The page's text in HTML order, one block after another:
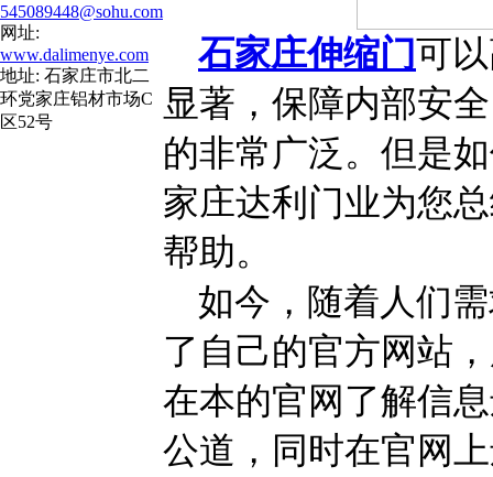
545089448@sohu.com
网址:
www.dalimenye.com
地址: 石家庄市北二
环党家庄铝材市场C
区52号
石家庄伸缩门可
显著，保障内部安
的非常广泛。但是
家庄达利门业为您
帮助。
如今，随着人们
了自己的官方网站
在本的官网了解信
公道，同时在官网